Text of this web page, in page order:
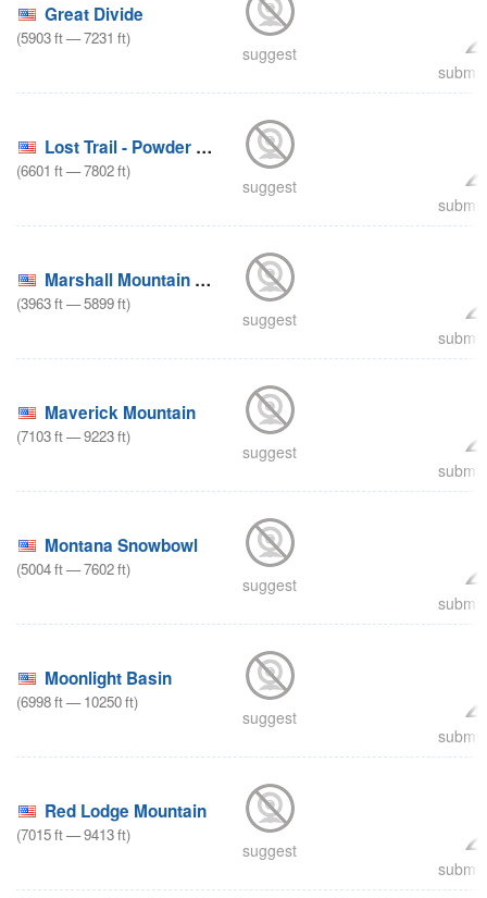
Great Divide
(5903ft—7231 ft)
suggest
Lost Trail - Powder Mountain
(6601 ft—7802ft)
suggest
Marshall Mountain Ski Area
(3963ft—5899ft)
suggest
Maverick Mountain
(7103ft—9223ft)
suggest
Montana Snowbowl
(5004ft—7602ft)
suggest
Moonlight Basin
(6998ft—10250ft)
suggest
Red Lodge Mountain
(7015ft—9413ft)
suggest